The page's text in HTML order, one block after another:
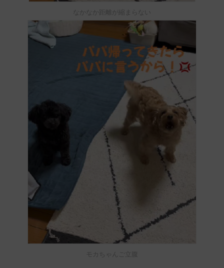
なかなか距離が縮まらない
モカちゃんご立腹